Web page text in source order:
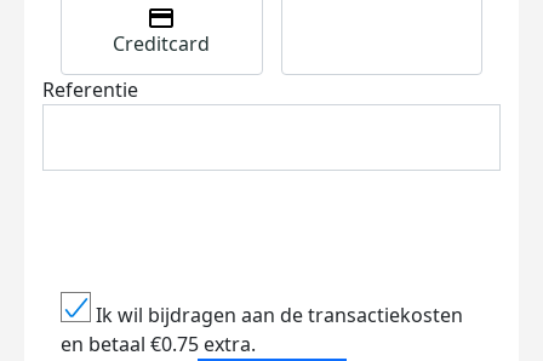
Creditcard
Referentie
Ik wil bijdragen aan de transactiekosten
en betaal €0.75 extra.